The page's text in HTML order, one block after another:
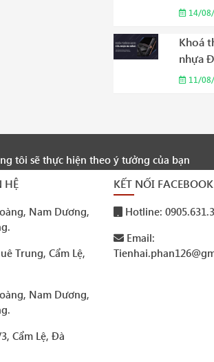
Lựa
Đại
14/
Khoá
nhựa
pháp
11/
tôi sẽ thực hiện theo ý tưởng của bạn
HỆ
Nam Dương,
Trung, Cẩm Lệ,
Nam Dương,
Cẩm Lệ, Đà
KẾT NỐI FACEBOOK
Hotline:
Email: